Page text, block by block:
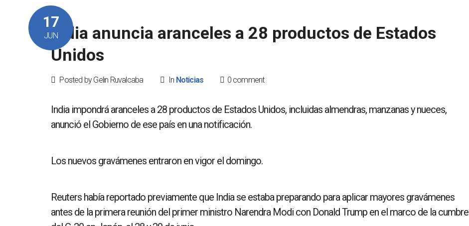
17
JUNIndia anuncia aranceles a 28 productos de Estados
Unidos
Posted by Gelin Ruvalcaba In Noticias 0 comment
India impondrá aranceles a 28 productos de Estados Unidos, incluidas almendras, manzanas y nueces,
anunció el Gobierno de ese país en una notificación.
Los nuevos gravámenes entraron en vigor el domingo.
Reuters había reportado previamente que India se estaba preparando para aplicar mayores gravámenes
antes de la primera reunión del primer ministro Narendra Modi con Donald Trump en el marco de la cumbre